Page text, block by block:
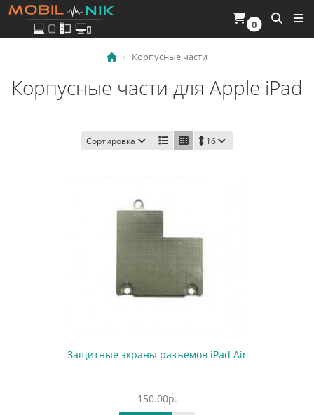
0
Корпусные части
Корпусные части для Apple iPad
Сортировка 16
Защитные экраны разъемов iPad Air
150.00р.